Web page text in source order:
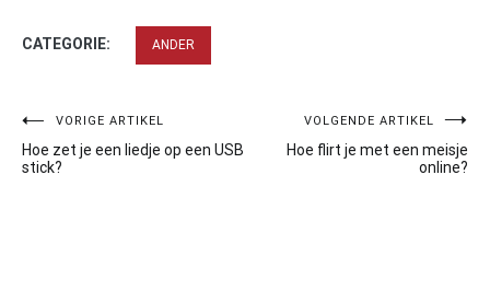
CATEGORIE: ANDER
Bericht
navigatie
VORIGE ARTIKEL
Hoe zet je een liedje op een USB
stick?
VOLGENDE ARTIKEL
Hoe flirt je met een meisje
online?